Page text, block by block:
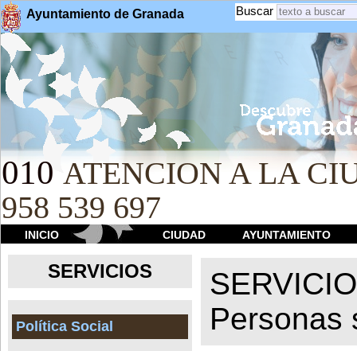
Ayuntamiento de Granada Buscar
010 ATENCION A LA
958 539 697
INICIO CIUDAD AYUNTAMIENTO
SERVICIOS
Política Social
Personas